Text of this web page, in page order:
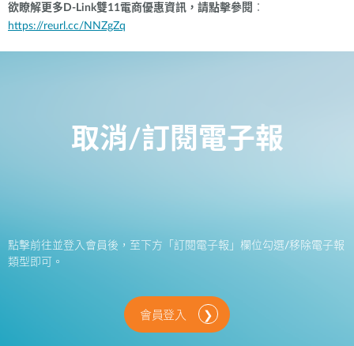
欲瞭解更多 D-Link雙11電商優惠資訊，請點擊參閱 ：
https://reurl.cc/NNZgZq
取消/訂閱電子報
點擊前往並登入會員後，至下方「訂閱電子報」欄位勾選/移除電子報
類型即可。
會員登入